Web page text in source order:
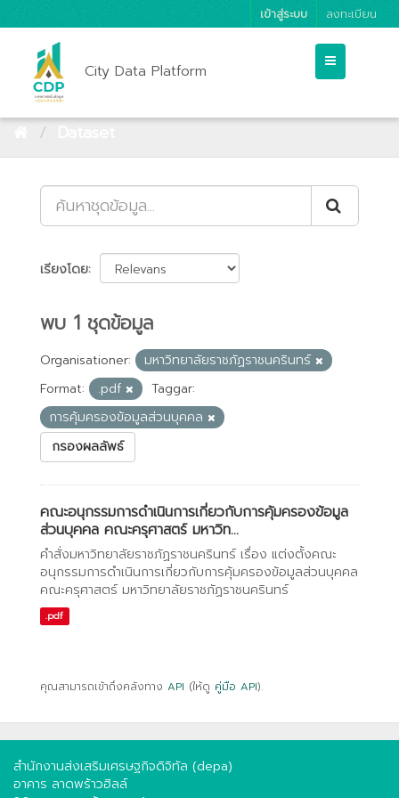
เข้าสู่ระบบ ลงทะเบียน
City Data Platform
เรียงโดย
พบ 1 ชุดข้อมูล
Organisationer:
มหาวิทยาลัยราชภัฏราชนครินทร์
Format:
.pdf
Taggar:
การคุ้มครองข้อมูลส่วนบุคคล
กรองผลลัพธ์
คณะอนุกรรมการดำเนินการเกี่ยวกับการคุ้มครองข้อมูล
ส่วนบุคคล คณะครุศาสตร์ มหาวิท...
คำสั่งมหาวิทยาลัยราชภัฏราชนครินทร์ เรื่อง แต่งตั้งคณะ
อนุกรรมการดำเนินการเกี่ยวกับการคุ้มครองข้อมูลส่วนบุคคล
คณะครุศาสตร์ มหาวิทยาลัยราชภัฏราชนครินทร์
.pdf
คุณสามารถเข้าถึงคลังทาง API (ให้ดู คู่มือ API).
สำนักงานส่งเสริมเศรษฐกิจดิจิทัล (depa)
อาคาร ลาดพร้าวฮิลล์